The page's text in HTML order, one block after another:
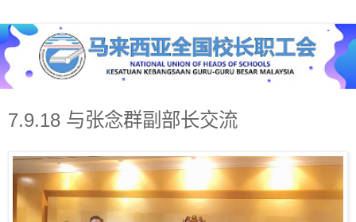
7.9.18 与张念群副部长交流